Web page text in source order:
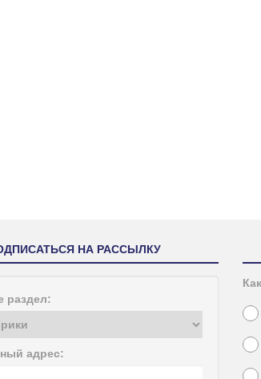
НА РАССЫЛКУ
раздел:
адрес: